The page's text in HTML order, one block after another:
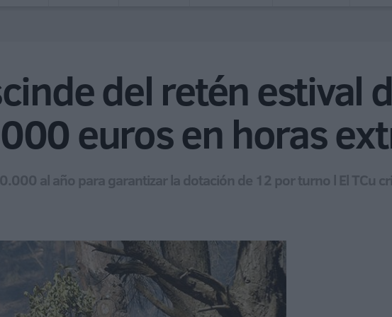
del retén estival
euros en horas
al año para garantizar la dotación de 12 por turno l El TCu